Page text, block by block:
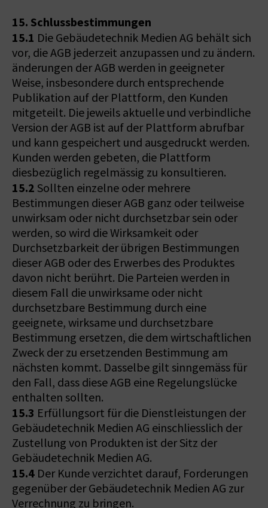
15. Schlussbestimmungen
15.1 Die Gebäudetechnik Medien AG behält sich
vor, die AGB jederzeit anzupassen und zu ändern.
änderungen der AGB werden in geeigneter
Weise, insbesondere durch entsprechende
Publikation auf der Plattform, den Kunden
mitgeteilt. Die jeweils aktuelle und verbindliche
Version der AGB ist auf der Plattform abrufbar
und kann gespeichert und ausgedruckt werden.
Kunden werden gebeten, die Plattform
diesbezüglich regelmässig zu konsultieren.
15.2 Sollten einzelne oder mehrere
Bestimmungen dieser AGB ganz oder teilweise
unwirksam oder nicht durchsetzbar sein oder
werden, so wird die Wirksamkeit oder
Durchsetzbarkeit der übrigen Bestimmungen
dieser AGB oder des Erwerbes des Produktes
davon nicht berührt. Die Parteien werden in
diesem Fall die unwirksame oder nicht
durchsetzbare Bestimmung durch eine
geeignete, wirksame und durchsetzbare
Bestimmung ersetzen, die dem wirtschaftlichen
Zweck der zu ersetzenden Bestimmung am
nächsten kommt. Dasselbe gilt sinngemäss für
den Fall, dass diese AGB eine Regelungslücke
enthalten sollten.
15.3 Erfüllungsort für die Dienstleistungen der
Gebäudetechnik Medien AG einschliesslich der
Zustellung von Produkten ist der Sitz der
Gebäudetechnik Medien AG.
15.4 Der Kunde verzichtet darauf, Forderungen
gegenüber der Gebäudetechnik Medien AG zur
Verrechnung zu bringen.